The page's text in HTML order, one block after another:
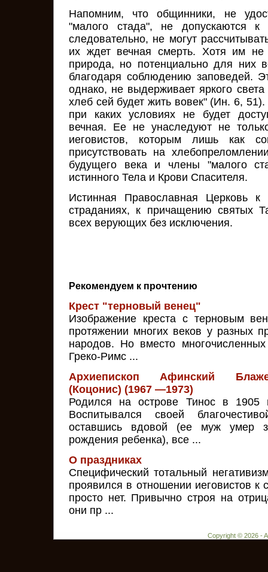
Напомним, что общинники, не
"малого стада", не допускаются к
следовательно, не могут
их ждет вечная смерть. Хотя им не
природа, но потенциально для них
благодаря соблюдению заповедей.
однако, не выдерживает яркого
хлеб сей будет жить вовек" (Ин. 6, 51).
при каких условиях не будет
вечная. Ее не унаследуют не
иеговистов, которым лишь как
присутствовать на
будущего века и члены "малого
истинного Тела и Крови Спасителя.
Истинная Православная Церковь
страданиях, к причащению святых
всех верующих без исключения.
Рекомендуем к прочтению
Крест "терновый венец"
Изображение креста с терновым
протяжении многих веков у разных
народов. Но вместо
Греко-Римс ...
Архиепископ Афинский
(Коцонис) (1967 —1973)
Родился на острове Тинос в 1905
Воспитывался своей
оставшись вдовой (ее муж умер
рождения ребенка), все ...
О праздниках
Специфический тотальный
проявился в отношении иеговистов к
просто нет. Привычно строя на
они пр ...
Copyright © 2026 -